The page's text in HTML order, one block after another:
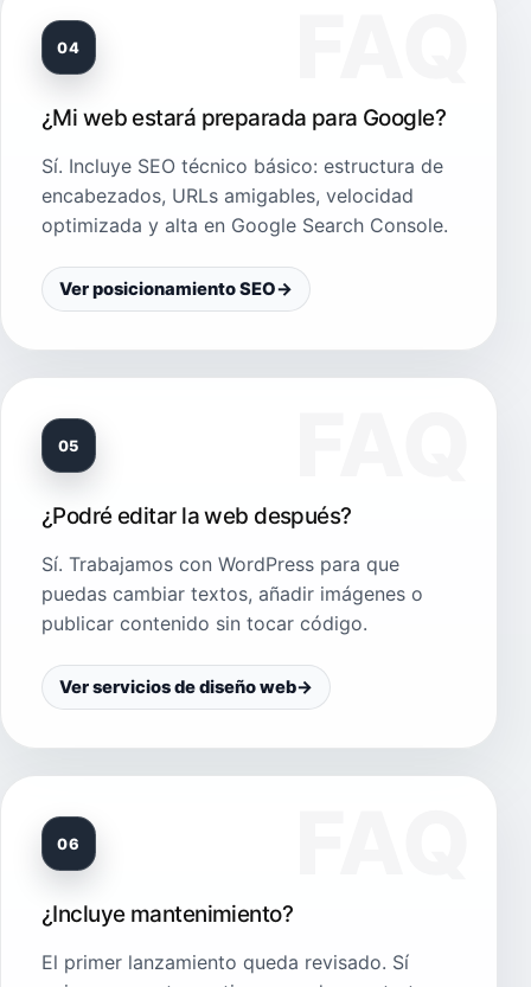
04
¿Mi web estará preparada para Google?
Sí. Incluye SEO técnico básico: estructura de
encabezados, URLs amigables, velocidad
optimizada y alta en Google Search Console.
Ver posicionamiento SEO→
05
¿Podré editar la web después?
Sí. Trabajamos con WordPress para que
puedas cambiar textos, añadir imágenes o
publicar contenido sin tocar código.
Ver servicios de diseño web→
06
¿Incluye mantenimiento?
El primer lanzamiento queda revisado. Sí